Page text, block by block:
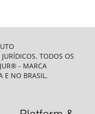
TODOS OS
- MARCA
E NO BRASIL.